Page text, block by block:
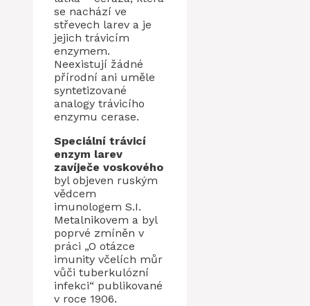
se nachází ve
střevech larev a je
jejich trávicím
enzymem.
Neexistují žádné
přírodní ani uměle
syntetizované
analogy trávicího
enzymu cerase.
Speciální trávicí
enzym larev
zavíječe voskového
byl objeven ruským
vědcem
imunologem S.I.
Metalnikovem a byl
poprvé zmíněn v
práci „O otázce
imunity včelích můr
vůči tuberkulózní
infekci“ publikované
v roce 1906.